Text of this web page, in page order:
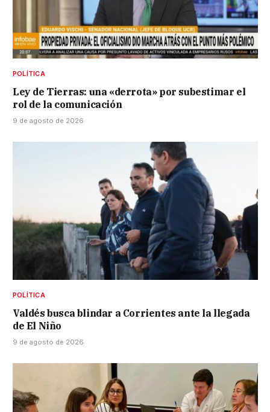
POLÍTICA
Ley de Tierras: una «derrota» por subestimar el
rol de la comunicación
9 de agosto de 2026
POLÍTICA
Valdés busca blindar a Corrientes ante la llegada
de El Niño
9 de agosto de 2026